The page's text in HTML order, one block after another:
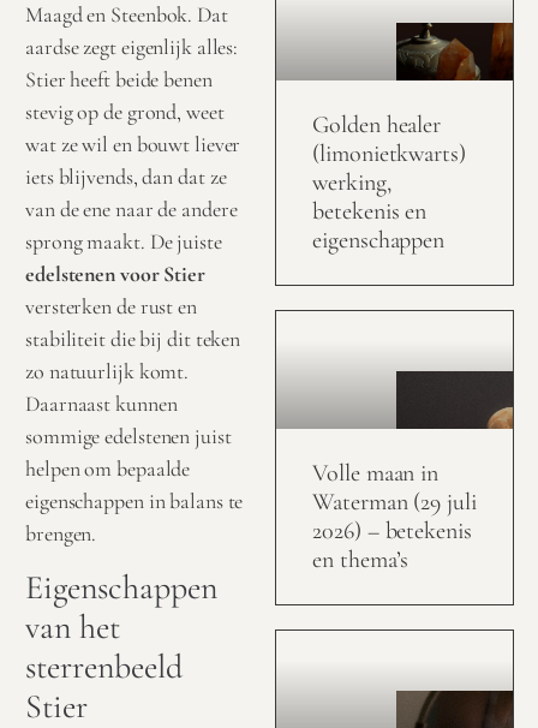
Maagden Steenbok. Dat
aardse zegt eigenlijk alles:
Stier heeft beide benen
stevig op de grond, weet
wat ze wil en bouwt liever
iets blijvends, dan dat ze
van de ene naar de andere
sprong maakt. De juiste
edelstenen voor Stier
versterken de rust en
stabiliteit die bij dit teken
zo natuurlijk komt.
Daarnaast kunnen
sommige edelstenen juist
helpen om bepaalde
eigenschappen in balans te
brengen.
Eigenschappen
van het
sterrenbeeld
Stier
Golden healer
(limonietkwarts)
werking,
betekenis en
eigenschappen
Volle maan in
Waterman (29 juli
2026) – betekenis
en thema’s